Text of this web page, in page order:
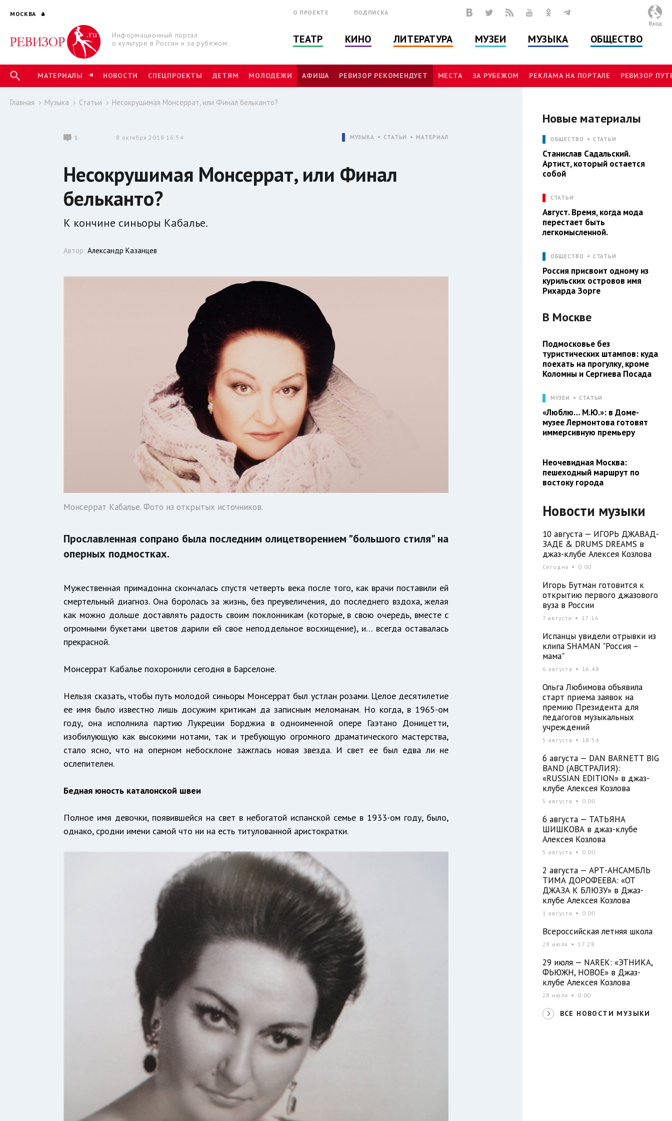
МОСКВА
Информационный портал
о культуре в России и за рубежом
О ПРОЕКТЕ ПОДПИСКА
ТЕАТР КИНО ЛИТЕРАТУРА МУЗЕИ МУЗЫКА ОБЩЕСТВО
Вход
МАТЕРИАЛЫ НОВОСТИ СПЕЦПРОЕКТЫ ДЕТЯМ МОЛОДЕЖИ АФИША РЕВИЗОР РЕКОМЕНДУЕТ МЕСТА ЗА РУБЕЖОМ РЕКЛАМА НА ПОРТАЛЕ РЕВИЗОР
Главная Музыка Статьи Несокрушимая Монсеррат, или Финал бельканто?
1 8 октября 2018 16:54 МУЗЫКА СТАТЬИ МАТЕРИАЛ
Несокрушимая Монсеррат, или Финал
бельканто?
К кончине синьоры Кабалье.
Автор:Александр Казанцев
Монсеррат Кабалье. Фото из открытых источников.
Прославленная сопрано была последним олицетворением "большого стиля" на
оперных подмостках.
Мужественная примадонна скончалась спустя четверть века после того, как врачи поставили ей
смертельный диагноз. Она боролась за жизнь, без преувеличения, до последнего вздоха, желая
как можно дольше доставлять радость своим поклонникам (которые, в свою очередь, вместе с
огромными букетами цветов дарили ей свое неподдельное восхищение), и… всегда оставалась
прекрасной.
Монсеррат Кабалье похоронили сегодня в Барселоне.
Нельзя сказать, чтобы путь молодой синьоры Монсеррат был устлан розами. Целое десятилетие
ее имя было известно лишь досужим критикам да записным меломанам. Но когда, в 1965-ом
году, она исполнила партию Лукреции Борджиа в одноименной опере Гаэтано Доницетти,
изобилующую как высокими нотами, так и требующую огромного драматического мастерства,
стало ясно, что на оперном небосклоне зажглась новая звезда. И свет ее был едва ли не
ослепителен.
Бедная юность каталонской швеи
Полное имя девочки, появившейся на свет в небогатой испанской семье в 1933-ом году, было,
однако, сродни имени самой что ни на есть титулованной аристократки.
Новые материалы
ОБЩЕСТВО СТАТЬИ
Станислав Садальский.
Артист, который остается
собой
СТАТЬИ
Август. Время, когда мода
перестает быть
легкомысленной.
ОБЩЕСТВО СТАТЬИ
Россия присвоит одному из
курильских островов имя
Рихарда Зорге
В Москве
Подмосковье без
туристических штампов: куда
поехать на прогулку, кроме
Коломны и Сергиева Посада
МУЗЕИ СТАТЬИ
«Люблю… М.Ю.»: в Доме-
музее Лермонтова готовят
иммерсивную премьеру
Неочевидная Москва:
пешеходный маршрут по
востоку города
Новости музыки
10 августа — ИГОРЬ ДЖАВАД-
ЗАДЕ & DRUMS DREAMS в
джаз-клубе Алексея Козлова
Сегодня 0:00
Игорь Бутман готовится к
открытию первого джазового
вуза в России
7 августа 17:16
Испанцы увидели отрывки из
клипа SHAMAN "Россия –
мама"
6 августа 16:48
Ольга Любимова объявила
старт приема заявок на
премию Президента для
педагогов музыкальных
учреждений
5 августа 18:54
6 августа — DAN BARNETT BIG
BAND (АВСТРАЛИЯ):
«RUSSIAN EDITION» в джаз-
клубе Алексея Козлова
5 августа 0:00
6 августа — ТАТЬЯНА
ШИШКОВА в джаз-клубе
Алексея Козлова
5 августа 0:00
2 августа — АРТ-АНСАМБЛЬ
ТИМА ДОРОФЕЕВА: «ОТ
ДЖАЗА К БЛЮЗУ» в Джаз-
клубе Алексея Козлова
1 августа 0:00
Всероссийская летняя школа
28 июля 17:28
29 июля — NAREK: «ЭТНИКА,
ФЬЮЖН, НОВОЕ» в Джаз-
клубе Алексея Козлова
28 июля 0:00
ВСЕ НОВОСТИ МУЗЫКИ